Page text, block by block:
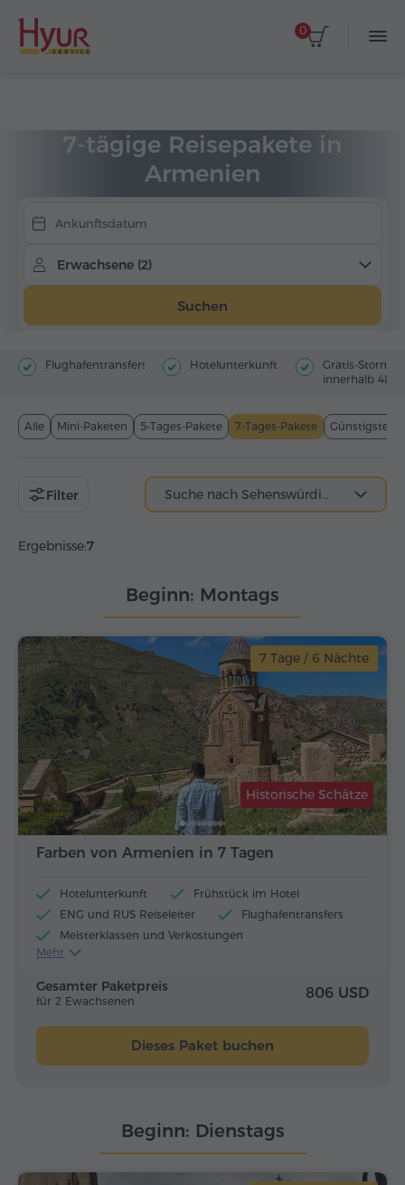
0
7-tägige Reisepakete in
Armenien
Erwachsene (2)
Suchen
Flughafentransfers Hotelunterkunft
Gratis-Storno
innerhalb 48
Alle Mini-Paketen 5-Tages-Pakete 7-Tages-Pakete Günstigste
Ergebnisse:7
Filter
Beginn: Montags
7 Tage / 6 Nächte
Farben von Armenien in 7 Tagen
Historische Schätze
Hotelunterkunft
Frühstück im Hotel
ENG und RUS Reiseleiter
Flughafentransfers
Meisterklassen und Verkostungen
Flugtickets
Mehr
Gesamter Paketpreis
für 2 Ewachsenen 806 USD
Dieses Paket buchen
Beginn: Dienstags